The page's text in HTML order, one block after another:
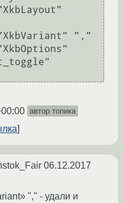
автор топика
06.12.2017
"," - удали и